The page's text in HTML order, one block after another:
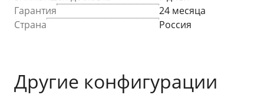
Гарантия
24 месяца
Страна
Россия
Другие конфигурации